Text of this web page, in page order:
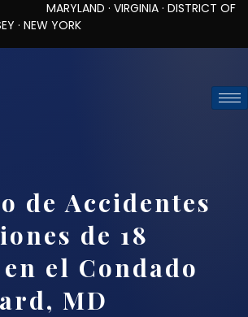
VIRGINIA · DISTRICT OF
· NEW YORK
de Accidentes
de 18
el Condado
MD